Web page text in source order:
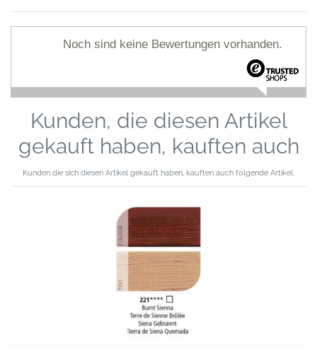
Noch sind keine Bewertungen vorhanden.
Kunden, die diesen Artikel
gekauft haben, kauften auch
Kunden die sich diesen Artikel gekauft haben, kauften auch folgende Artikel.